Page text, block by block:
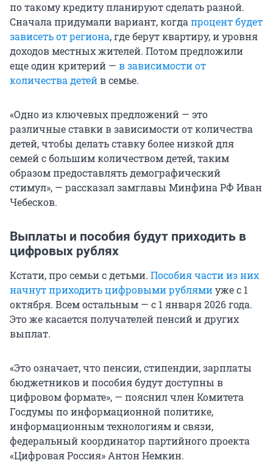
по такому кредиту планируют сделать разной.
Сначала придумали вариант, когдапроцент будет
зависеть от региона, где берут квартиру, и уровня
доходов местных жителей. Потом предложили
еще один критерий — в зависимости от
количества детейв семье.
«Одно из ключевых предложений — это
различные ставки в зависимости от количества
детей, чтобы делать ставку более низкой для
семей с большим количеством детей, таким
образом предоставлять демографический
стимул», — рассказал замглавы Минфина РФ Иван
Чебесков.
Выплаты и пособия будут приходить в
цифровых рублях
Кстати, про семьи с детьми. Пособия части из них
начнут приходить цифровыми рублямиуже с 1
октября. Всем остальным — с 1 января 2026 года.
Это же касается получателей пенсий и других
выплат.
«Это означает, что пенсии, стипендии, зарплаты
бюджетников и пособия будут доступны в
цифровом формате», — пояснил член Комитета
Госдумы по информационной политике,
информационным технологиям и связи,
федеральный координатор партийного проекта
«Цифровая Россия» Антон Немкин.